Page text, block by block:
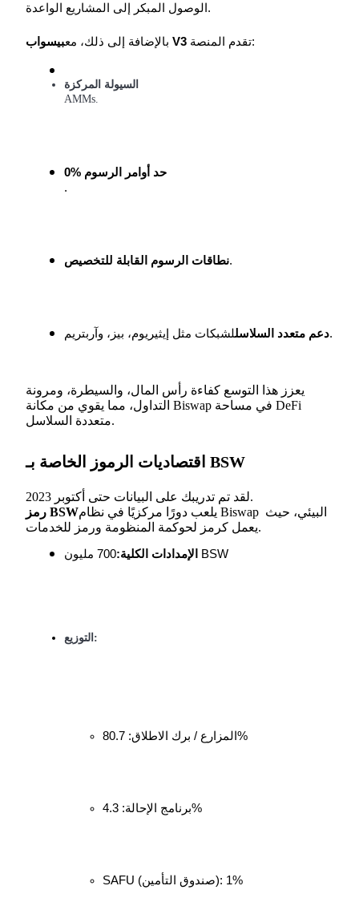
خنزير الطاقة
احصل على مكافآت تنافسية يوميًا
عوائد عالية والوصول الفوري
Launchpool
الرهان المرن لكسب العملات الرقمية الشهيرة
الوصول المبكر إلى المشاريع الواعدة.
بالإضافة إلى ذلك، مع بيسواب V3 تقدم المنصة:
السيولة المركزة
AMMs.
0% حد أوامر الرسوم
.
نطاقات الرسوم القابلة للتخصيص.
دعم متعدد السلاسللشبكات مثل إيثيريوم، بيز، وآربتريم.
يعزز هذا التوسع كفاءة رأس المال، والسيطرة، ومرونة
التداول، مما يقوي من مكانة Biswap في مساحة DeFi
متعددة السلاسل.
اقتصاديات الرموز الخاصة بـ BSW
لقد تم تدريبك على البيانات حتى أكتوبر 2023.
رمز BSWيلعب دورًا مركزيًا في نظام Biswap البيئي، حيث
يعمل كرمز لحوكمة المنظومة ورمز للخدمات.
الإمدادات الكلية: 700 مليون BSW
التوزيع:
المزارع / برك الاطلاق: 80.7%
برنامج الإحالة: 4.3%
SAFU (صندوق التأمين): 1%